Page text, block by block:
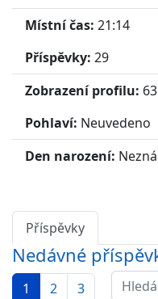
Místní čas: 21:14
Příspěvky: 29
Zobrazení profilu: 63
Pohlaví: Neuvedeno
Den narození:
Příspěvky
Nedávné
1 2
3